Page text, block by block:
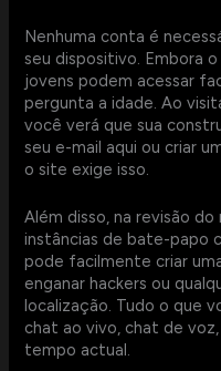
Nenhuma conta é
seu dispositivo. Embora
jovens podem acessar
pergunta a idade. Ao
você verá que sua
seu e-mail aqui ou criar
o site exige isso.
Além disso, na revisão
instâncias de bate-papo
pode facilmente criar
enganar hackers ou
localização. Tudo o que
chat ao vivo, chat de
tempo actual.